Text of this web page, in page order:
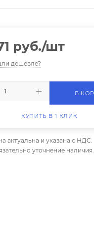
руб./шт
дешевле?
В
КУПИТЬ В 1 КЛИК
актуальна и указана с НДС.
уточнение наличия.